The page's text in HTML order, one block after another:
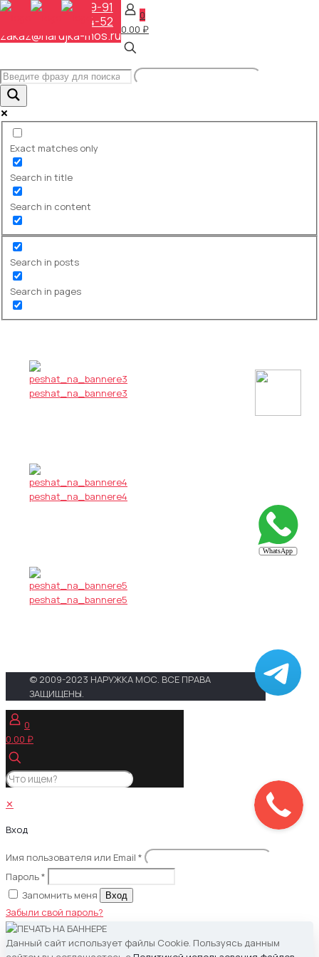
+7 (495) 648-69-91
+7 (495) 268-04-52
zakaz@narujka-mos.ru
0
0.00 ₽
Exact matches only
Search in title
Search in content
Search in posts
Search in pages
ПЕЧАТЬ НА БАННЕРЕ
изготавливаются.
peshat_na_bannere2
peshat_na_bannere3
peshat_na_bannere4
peshat_na_bannere5
© 2009-2023 НАРУЖКА МОС. ВСЕ ПРАВА
ЗАЩИЩЕНЫ.
0
0.00 ₽
✕
Вход
Имя пользователя или Email *
Пароль*
Запомнить меня
Вход
Забыли свой пароль?
Данный сайт использует файлы Cookie. Пользуясь данным